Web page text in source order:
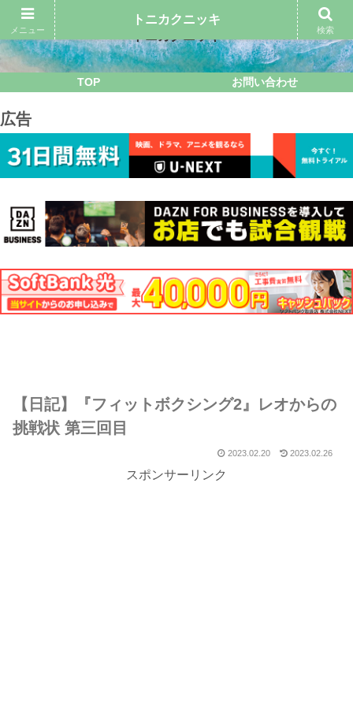
TOP お問い合わせ
広告
【日記】『フィットボクシング2』レオからの
挑戦状 第三回目
2023.02.20 2023.02.26
スポンサーリンク
メニュー
トニカクニッキ
検索